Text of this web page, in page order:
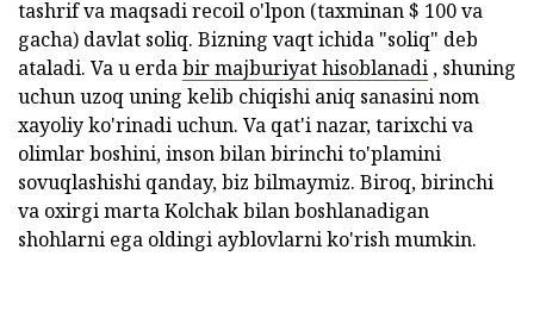
tashrif va maqsadi recoil o'lpon (taxminan $ 100 va
gacha) davlat soliq. Bizning vaqt ichida "soliq" deb
ataladi. Va u erdabir majburiyat hisoblanadi , shuning
uchun uzoq uning kelib chiqishi aniq sanasini nom
xayoliy ko'rinadi uchun. Va qat'i nazar, tarixchi va
olimlar boshini, inson bilan birinchi to'plamini
sovuqlashishi qanday, biz bilmaymiz. Biroq, birinchi
va oxirgi marta Kolchak bilan boshlanadigan
shohlarni ega oldingi ayblovlarni ko'rish mumkin.